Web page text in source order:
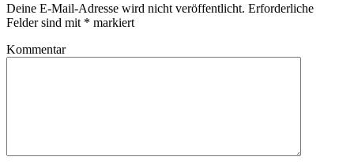
Deine E-Mail-Adresse wird nicht veröffentlicht. Erforderliche
Felder sind mit * markiert
Kommentar